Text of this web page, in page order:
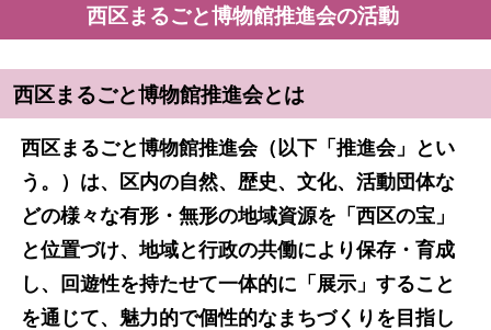
西区まるごと博物館推進会の活動
西区まるごと博物館推進会とは
西区まるごと博物館推進会（以下「推進会」とい
う。）は、区内の自然、歴史、文化、活動団体な
どの様々な有形・無形の地域資源を「西区の宝」
と位置づけ、地域と行政の共働により保存・育成
し、回遊性を持たせて一体的に「展示」すること
を通じて、魅力的で個性的なまちづくりを目指し